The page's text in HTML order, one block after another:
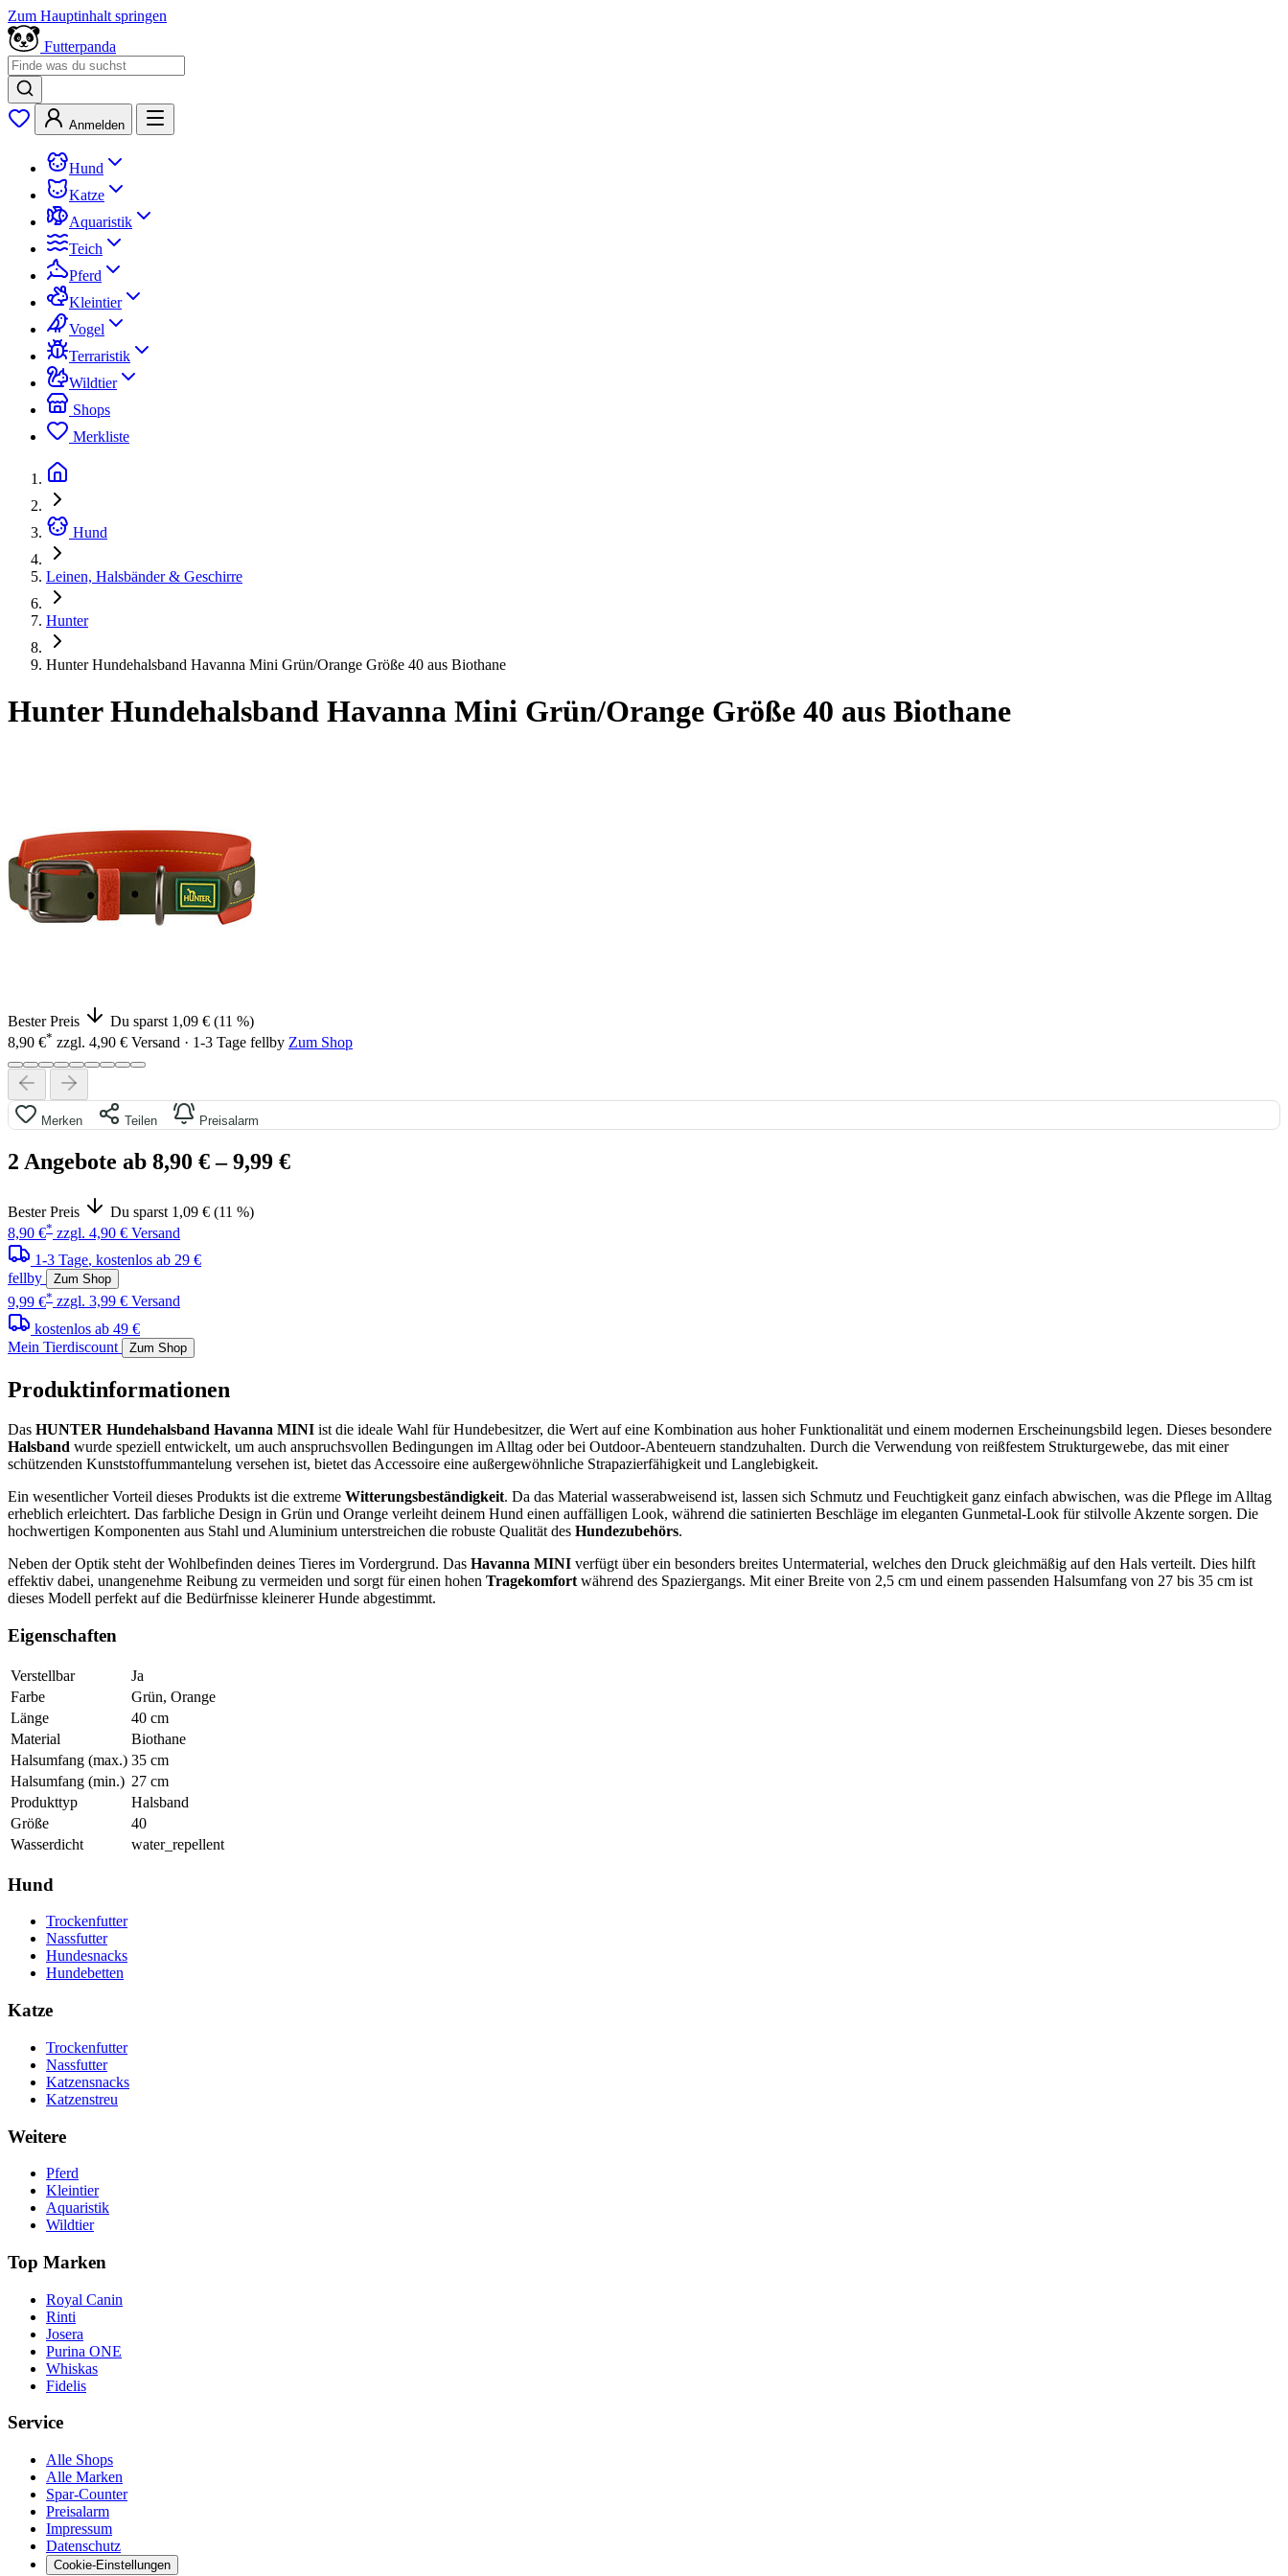
Zum Hauptinhalt springen
Futterpanda
Anmelden
Hund
Katze
Aquaristik
Teich
Pferd
Kleintier
Vogel
Terraristik
Wildtier
Shops
Merkliste
Hund
Leinen, Halsbänder & Geschirre
Hunter
Hunter Hundehalsband Havanna Mini Grün/Orange Größe 40 aus Biothane
Hunter Hundehalsband Havanna Mini Grün/Orange Größe 40 aus Biothane
Bester Preis
Du sparst 1,09 € (11 %)
8,90 €* zzgl. 4,90 € Versand · 1-3 Tage fellby Zum Shop
Merken Teilen Preisalarm
2 Angebote ab 8,90 €– 9,99 €
Bester Preis
Du sparst 1,09 € (11 %)
8,90 €* zzgl. 4,90 € Versand
1-3 Tage, kostenlos ab 29 €
fellby
Zum Shop
9,99 €* zzgl. 3,99 € Versand
kostenlos ab 49 €
Mein Tierdiscount
Zum Shop
Produktinformationen
Das HUNTER Hundehalsband Havanna MINI ist die ideale Wahl für Hundebesitzer, die Wert auf eine Kombination aus hoher Funktionalität und einem modernen Erscheinungsbild legen. Dieses besondere
Halsband wurde speziell entwickelt, um auch anspruchsvollen Bedingungen im Alltag oder bei Outdoor-Abenteuern standzuhalten. Durch die Verwendung von reißfestem Strukturgewebe, das mit einer
schützenden Kunststoffummantelung versehen ist, bietet das Accessoire eine außergewöhnliche Strapazierfähigkeit und Langlebigkeit.
Ein wesentlicher Vorteil dieses Produkts ist die extreme Witterungsbeständigkeit. Da das Material wasserabweisend ist, lassen sich Schmutz und Feuchtigkeit ganz einfach abwischen, was die Pflege im Alltag
erheblich erleichtert. Das farbliche Design in Grün und Orange verleiht deinem Hund einen auffälligen Look, während die satinierten Beschläge im eleganten Gunmetal-Look für stilvolle Akzente sorgen. Die
hochwertigen Komponenten aus Stahl und Aluminium unterstreichen die robuste Qualität des Hundezubehörs.
Neben der Optik steht der Wohlbefinden deines Tieres im Vordergrund. Das Havanna MINI verfügt über ein besonders breites Untermaterial, welches den Druck gleichmäßig auf den Hals verteilt. Dies hilft
effektiv dabei, unangenehme Reibung zu vermeiden und sorgt für einen hohen Tragekomfortwährend des Spaziergangs. Mit einer Breite von 2,5 cm und einem passenden Halsumfang von 27 bis 35 cm ist
dieses Modell perfekt auf die Bedürfnisse kleinerer Hunde abgestimmt.
Eigenschaften
Verstellbar
Ja
Farbe
Grün, Orange
Länge
40 cm
Material
Biothane
Halsumfang (max.) 35 cm
Halsumfang (min.) 27 cm
Produkttyp
Halsband
Größe
40
Wasserdicht
water_repellent
Hund
Trockenfutter
Nassfutter
Hundesnacks
Hundebetten
Katze
Trockenfutter
Nassfutter
Katzensnacks
Katzenstreu
Weitere
Pferd
Kleintier
Aquaristik
Wildtier
Top Marken
Royal Canin
Rinti
Josera
Purina ONE
Whiskas
Fidelis
Service
Alle Shops
Alle Marken
Spar-Counter
Preisalarm
Impressum
Datenschutz
Cookie-Einstellungen